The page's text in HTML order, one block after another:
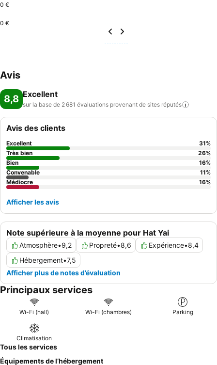
0 €
0 €
Avis
8,8 Excellent
sur la base de 2 681 évaluations provenant de sites réputés
Note supérieure à la moyenne pour Hat Yai
Atmosphère•9,2 Propreté•8,6 Expérience•8,4
Hébergement•7,5
Afficher plus de notes d’évaluation
Avis des clients
Excellent 31%
Très bien
26%
Bien
16%
Convenable
11%
Médiocre
16%
Afficher les avis
Principaux services
Wi-Fi (hall) Wi-Fi (chambres) Parking
Climatisation
Tous les services
Équipements de l’hébergement